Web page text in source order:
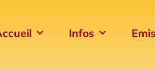
Infos